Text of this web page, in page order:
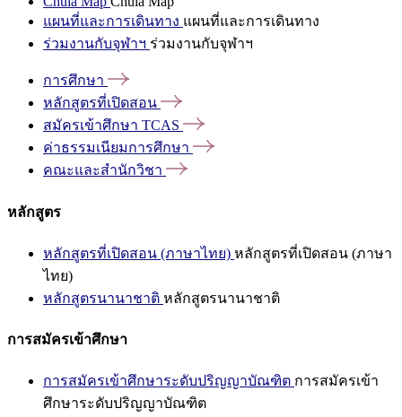
แผนที่และการเดินทาง แผนที่และการเดินทาง
ร่วมงานกับจุฬาฯ ร่วมงานกับจุฬาฯ
การศึกษา
หลักสูตรที่เปิดสอน
สมัครเข้าศึกษา TCAS
ค่าธรรมเนียมการศึกษา
คณะและสำนักวิชา
หลักสูตร
หลักสูตรที่เปิดสอน (ภาษาไทย) หลักสูตรที่เปิดสอน (ภาษา
ไทย)
หลักสูตรนานาชาติ หลักสูตรนานาชาติ
การสมัครเข้าศึกษา
การสมัครเข้าศึกษาระดับปริญญาบัณฑิต การสมัครเข้า
ศึกษาระดับปริญญาบัณฑิต